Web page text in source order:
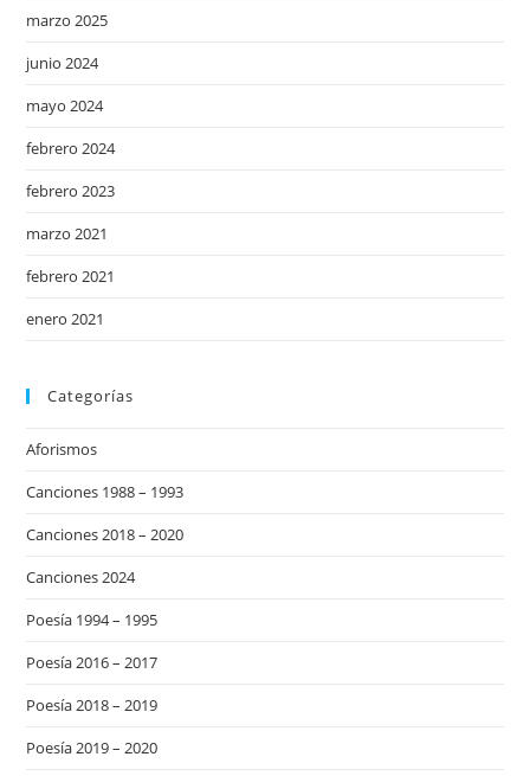
marzo 2025
junio 2024
mayo 2024
febrero 2024
febrero 2023
marzo 2021
febrero 2021
enero 2021
Categorías
Aforismos
Canciones 1988 – 1993
Canciones 2018 – 2020
Canciones 2024
Poesía 1994 – 1995
Poesía 2016 – 2017
Poesía 2018 – 2019
Poesía 2019 – 2020